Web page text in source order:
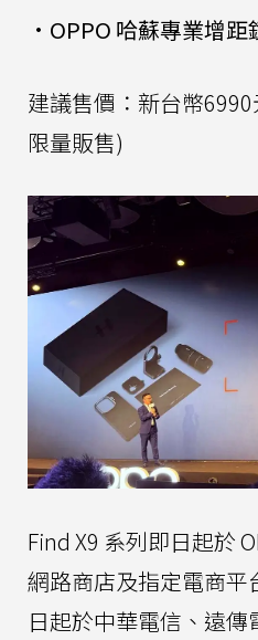
• OPPO 哈蘇專業增距
建議售價：新台幣
限量販售)
Find X9 系列即日起於
網路商店及指定電商平
日起於中華電信、遠